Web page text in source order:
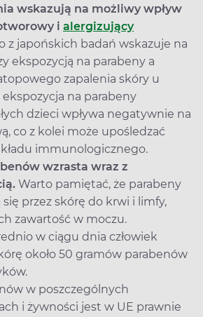
wskazują na możliwy wpływ
i alergizujący
z japońskich badań wskazuje na
ekspozycją na parabeny a
zapalenia skóry u
ekspozycja na parabeny
dzieci wpływa negatywnie na
co z kolei może upośledzać
immunologicznego.
wzrasta wraz z
Warto pamiętać, że parabeny
się przez skórę do krwi i limfy,
zawartość w moczu.
w ciągu dnia człowiek
około 50 gramów parabenów
w poszczególnych
i żywności jest w UE prawnie